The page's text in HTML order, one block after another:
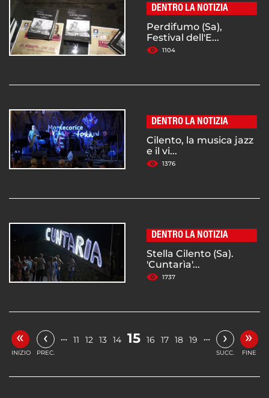
DENTRO LA NOTIZIA
Perdifumo (Sa),
Festival dell'E...
1104
DENTRO LA NOTIZIA
Cilento, la musica jazz
e il vi...
1376
DENTRO LA NOTIZIA
Stella Cilento (Sa).
'Cuntarìa'...
1737
«
INIZIO
‹
PREC.
… 11 12 13 14 15 16 17 18 19 … ›
SUCC.
»
FINE